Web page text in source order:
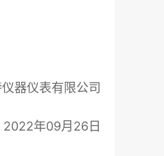
器仪表有限公司
2022年09月26日